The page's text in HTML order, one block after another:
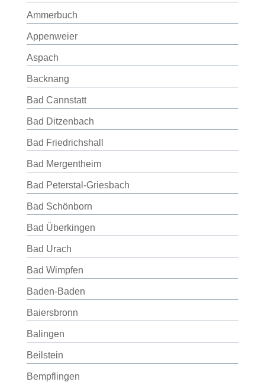
Ammerbuch
Appenweier
Aspach
Backnang
Bad Cannstatt
Bad Ditzenbach
Bad Friedrichshall
Bad Mergentheim
Bad Peterstal-Griesbach
Bad Schönborn
Bad Überkingen
Bad Urach
Bad Wimpfen
Baden-Baden
Baiersbronn
Balingen
Beilstein
Bempflingen